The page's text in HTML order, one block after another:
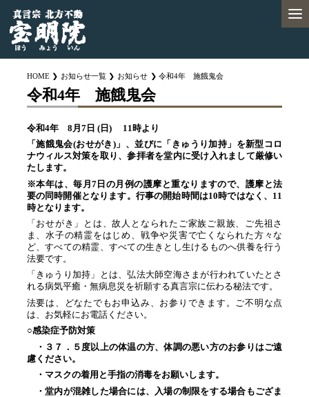
HOME お知らせ一覧 お知らせ 令和4年 施餓鬼会
令和4年 施餓鬼会
令和4年 8月7日 (日) 11時より
「施餓鬼会(おせがき)」、並びに「きゅうり加持」を新型コロ
ナウィルス対策を取り、参拝者を堂内に受け入れまして厳修い
たします。
※本年は、毎月7日の月例の護摩と重なりますので、護摩と法
要の同時開催となります。行事の開始時間は10時ではなく、11
時となります。
「おせがき」とは、故人となられたご家族ご親族、ご先祖さ
ま、水子の精霊をはじめ、戦争や災害で亡くなられた方々な
ど、すべての精霊、すべての生きとし生けるものへ供養を行う
法要です。
「きゅうり加持」とは、弘法大師空海さまが行われていたとさ
れる病気平癒・無病息災を祈願する真言宗に伝わる秘法です。
法要は、どなたでもお申込み、お参りできます。ご不明な点
は、お気軽にお電話ください。
○感染症予防対策
・３７．５度以上の体温の方、体調の悪い方のお参りはご遠
慮ください。
・マスクの着用と手指の消毒をお願いします。
・堂内が混雑した場合には、
入場の制限をする場合もござま